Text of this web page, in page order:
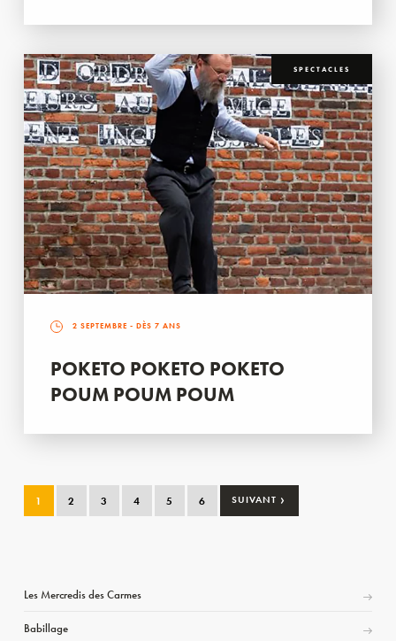
SPECTACLES
2 SEPTEMBRE - DÈS 7 ANS
POKETO POKETO POKETO
POUM POUM POUM
1 2 3 4 5 6 SUIVANT ›
Les Mercredis des Carmes
Babillage